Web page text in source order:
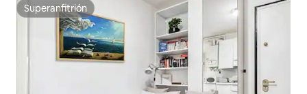
Superanfitrión
Superanfitrión